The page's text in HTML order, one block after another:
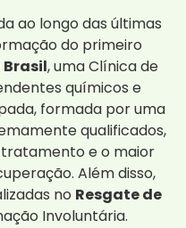
ao longo das últimas
do primeiro
, uma Clínica de
químicos e
formada por uma
qualificados,
e o maior
Além disso,
no Resgate de
Involuntária.